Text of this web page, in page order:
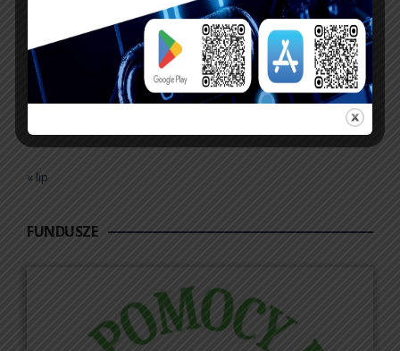
19 20 21 22 23
27 28 29 30
31
« lip
FUNDUSZE